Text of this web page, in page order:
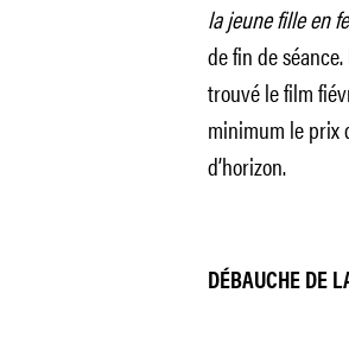
la jeune fille en
de fin de
trouvé le film
minimum le prix
d’horizon.
DÉBAUCHE DE